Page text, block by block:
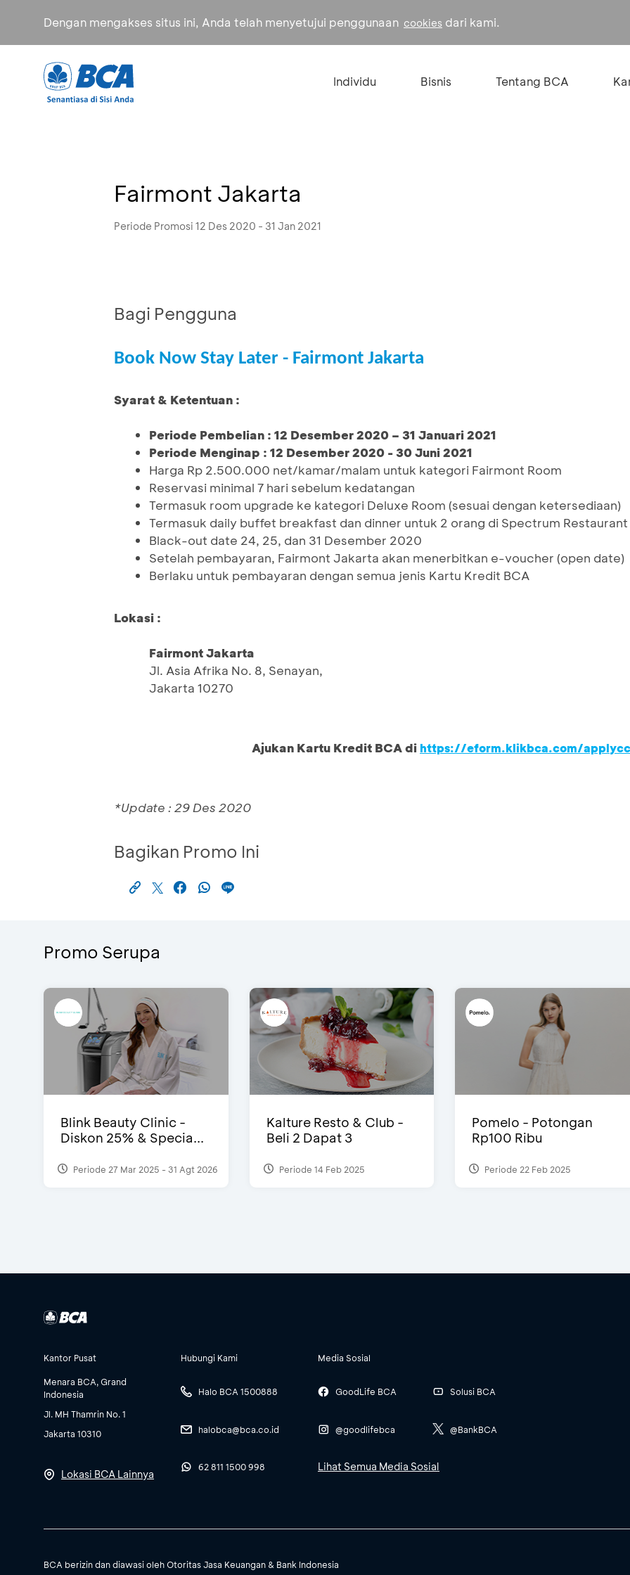
Dengan mengakses situs ini, Anda telah menyetujui penggunaan cookies dari kami.
Individu Bisnis Tentang BCA
Fairmont Jakarta
Periode Promosi 12 Des 2020 - 31 Jan 2021
Bagi Pengguna
Book Now Stay Later - Fairmont Jakarta
Syarat & Ketentuan :
Periode Pembelian : 12 Desember 2020 – 31 Januari 2021
Periode Menginap : 12 Desember 2020 - 30 Juni 2021
Harga Rp 2.500.000 net/kamar/malam untuk kategori Fairmont Room
Reservasi minimal 7 hari sebelum kedatangan
Termasuk room upgrade ke kategori Deluxe Room (sesuai dengan ketersediaan)
Termasuk daily buffet breakfast dan dinner untuk 2 orang di Spectrum Restaurant
Black-out date 24, 25, dan 31 Desember 2020
Setelah pembayaran, Fairmont Jakarta akan menerbitkan e-voucher (open date)
Berlaku untuk pembayaran dengan semua jenis Kartu Kredit BCA
Lokasi :
Fairmont Jakarta
Jl. Asia Afrika No. 8, Senayan,
Jakarta 10270
Ajukan Kartu Kredit BCA di https://eform.klikbca.com/
*Update : 29 Des 2020
Bagikan Promo Ini
Promo Serupa
Blink Beauty Clinic -
Diskon 25% & Specia...
Periode 27 Mar 2025 - 31 Agt 2026
Kalture Resto & Club -
Beli 2 Dapat 3
Periode 14 Feb 2025
Pomelo - Potongan
Rp100 Ribu
Periode 22 Feb 2025
Kantor Pusat
Menara BCA, Grand
Indonesia
Jl. MH Thamrin No. 1
Jakarta 10310
Lokasi BCA Lainnya
Hubungi Kami
Halo BCA 1500888
halobca@bca.co.id
62 811 1500 998
Media Sosial
GoodLife BCA
@goodlifebca
Solusi BCA
@BankBCA
Lihat Semua Media Sosial
BCA berizin dan diawasi oleh Otoritas Jasa Keuangan & Bank Indonesia